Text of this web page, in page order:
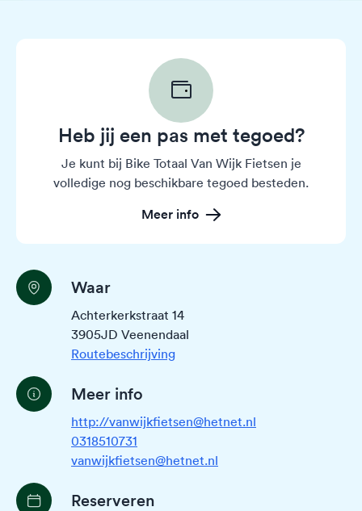
Heb jij een pas met tegoed?
Je kunt bij Bike Totaal Van Wijk Fietsen je
volledige nog beschikbare tegoed besteden.
Meer info
Waar
Achterkerkstraat 14
3905JD Veenendaal
Routebeschrijving
Meer info
http://vanwijkfietsen@hetnet.nl
0318510731
vanwijkfietsen@hetnet.nl
Reserveren